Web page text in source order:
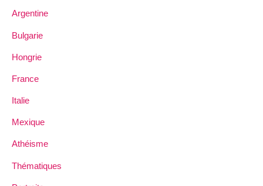
Argentine
Bulgarie
Hongrie
France
Italie
Mexique
Athéisme
Thématiques